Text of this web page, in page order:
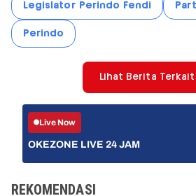
Legislator Perindo Fendi
Perindo
Lihat Berita Terkait
Live Now
OKEZONE LIVE 24 JAM